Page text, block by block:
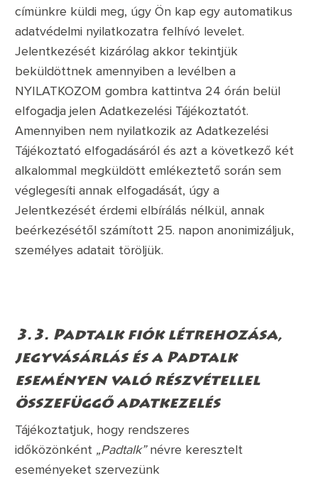
címünkre küldi meg, úgy Ön kap egy automatikus
adatvédelmi nyilatkozatra felhívó levelet.
Jelentkezését kizárólag akkor tekintjük
beküldöttnek amennyiben a levélben a
NYILATKOZOM gombra kattintva 24 órán belül
elfogadja jelen Adatkezelési Tájékoztatót.
Amennyiben nem nyilatkozik az Adatkezelési
Tájékoztató elfogadásáról és azt a következő két
alkalommal megküldött emlékeztető során sem
véglegesíti annak elfogadását, úgy a
Jelentkezését érdemi elbírálás nélkül, annak
beérkezésétől számított 25. napon anonimizáljuk,
személyes adatait töröljük.
3.3. Padtalk fiók létrehozása,
jegyvásárlás és a Padtalk
eseményen való részvétellel
összefüggő adatkezelés
Tájékoztatjuk, hogy rendszeres
időközönként „Padtalk”névre keresztelt
eseményeket szervezünk